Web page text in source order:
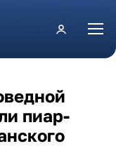
пиар-